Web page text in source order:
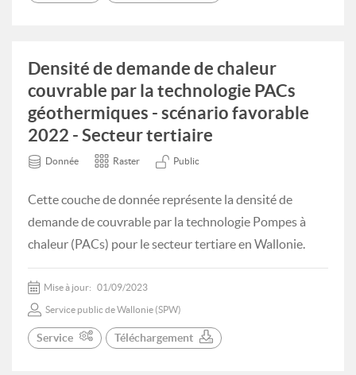
Densité de demande de chaleur
couvrable par la technologie PACs
géothermiques - scénario favorable
2022 - Secteur tertiaire
Donnée Raster Public
Cette couche de donnée représente la densité de
demande de couvrable par la technologie Pompes à
chaleur (PACs) pour le secteur tertiare en Wallonie.
Mise à jour: 01/09/2023
Service public de Wallonie (SPW)
Service Téléchargement